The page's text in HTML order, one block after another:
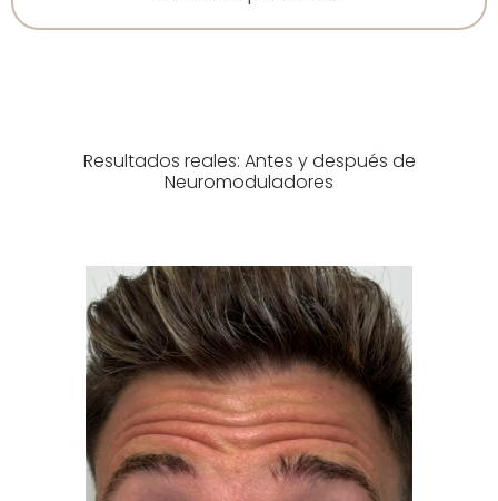
Resultados reales: Antes y después de
Neuromoduladores